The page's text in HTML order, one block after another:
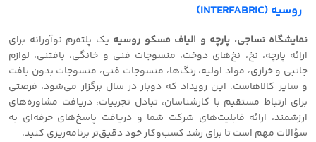
روسیه (INTERFABRIC)
نمایشگاه نساجی، پارچه و الیاف مسکو روسیه یک پلتفرم نوآورانه برای
ارائه پارچه، نخ، نخ‌های دوخت، منسوجات فنی و خانگی، بافتنی، لوازم
جانبی و خرازی، مواد اولیه، رنگ‌ها، منسوجات فنی، منسوجات بدون بافت
و سایر کالاهاست. این رویداد که دوبار در سال برگزار می‌شود، فرصتی
برای ارتباط مستقیم با کارشناسان، تبادل تجربیات، دریافت مشاوره‌های
ارزشمند، ارائه قابلیت‌های شرکت شما و دریافت پاسخ‌های حرفه‌ای به
سؤالات مهم است تا برای رشد کسب‌وکار خود دقیق‌تر برنامه‌ریزی کنید.